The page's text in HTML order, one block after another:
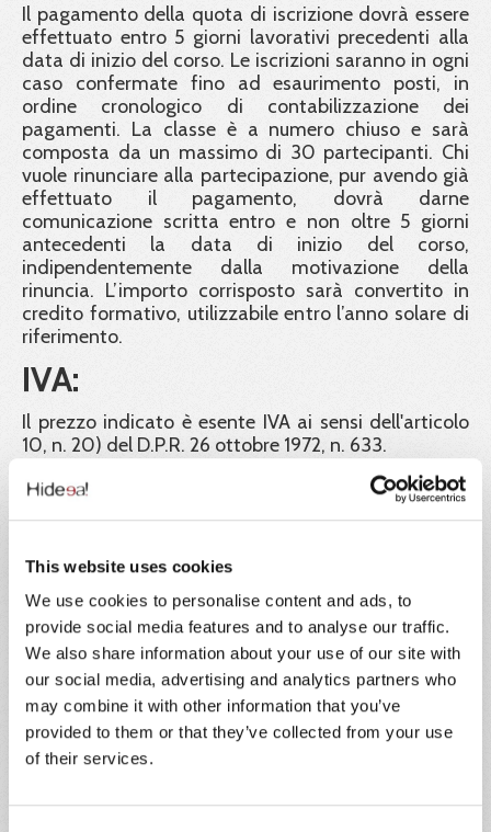
This website uses cookies
We use cookies to personalise content and ads, to
provide social media features and to analyse our traffic.
We also share information about your use of our site with
our social media, advertising and analytics partners who
may combine it with other information that you’ve
provided to them or that they’ve collected from your use
of their services.
Il pagamento della quota di iscrizione dovrà essere
effettuato entro 5 giorni lavorativi precedenti alla
data di inizio del corso. Le iscrizioni saranno in ogni
caso confermate fino ad esaurimento posti, in
ordine cronologico di contabilizzazione dei
pagamenti. La classe è a numero chiuso e sarà
composta da un massimo di 30 partecipanti. Chi
vuole rinunciare alla partecipazione, pur avendo già
effettuato il pagamento, dovrà darne
comunicazione scritta entro e non oltre 5 giorni
antecedenti la data di inizio del corso,
indipendentemente dalla motivazione della
rinuncia. L’importo corrisposto sarà convertito in
credito formativo, utilizzabile entro l’anno solare di
riferimento.
IVA:
Il prezzo indicato è esente IVA ai sensi dell'articolo
10, n. 20) del D.P.R. 26 ottobre 1972, n. 633.
Ente formatore:
certificato ISO 9001.
Garanzia dei certificati:
Hideea Srl garantisce la validità legale dei corsi
pubblicati sul portale Impresa8108 e a tutela dei
corsisti rende liberamente consultabili e scaricabili
dal portale tutti i documenti e gli atti richiesti dalla
normativa vigente a convalida dei percorsi didattici
identificati con un codice univoco di